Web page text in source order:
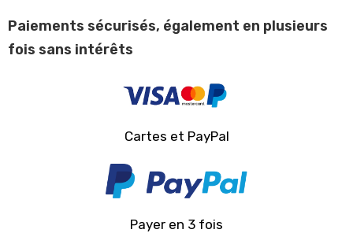
Paiements sécurisés, également en plusieurs
fois sans intérêts
Cartes et PayPal
Payer en 3 fois